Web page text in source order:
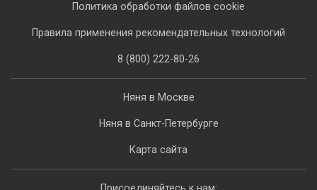
Няня в Москве
Няня в Санкт-Петербурге
Карта сайта
Политика обработки файлов cookie
Правила применения рекомендательных технологий
8 (800) 222-80-26